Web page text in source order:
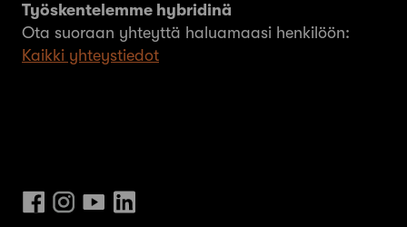
Työskentelemme hybridinä
Ota suoraan yhteyttä haluamaasi henkilöön:
Kaikki yhteystiedot